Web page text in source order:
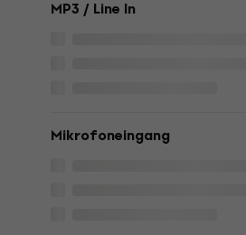
MP3 / Line In
Mikrofoneingang